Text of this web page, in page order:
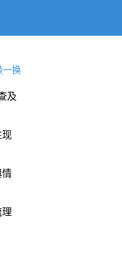
一换
及
现
情